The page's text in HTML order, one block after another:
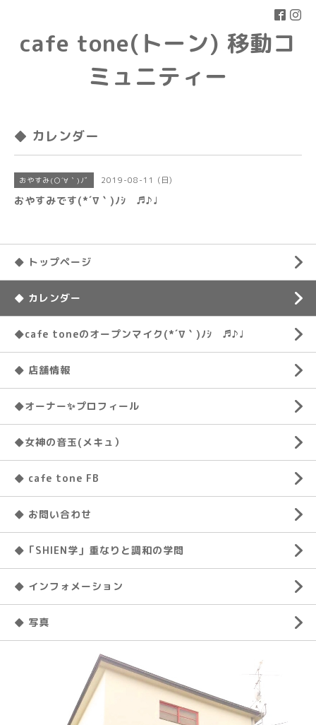
cafe tone(トーン) 移動コ
ミュニティー
◆ カレンダー
おやすみ(○´∀｀)ﾉﾞ 2019-08-11 (日)
おやすみです(*´∇｀)ﾉｼ ♬♪♩
◆ トップページ
◆ カレンダー
◆cafe toneのオープンマイク(*´∇｀)ﾉｼ ♬♪♩
◆ 店舗情報
◆オーナー✨プロフィール
◆女神の音玉(メキュ）
◆ cafe tone FB
◆ お問い合わせ
◆「SHIEN学」重なりと調和の学問
◆ インフォメーション
◆ 写真